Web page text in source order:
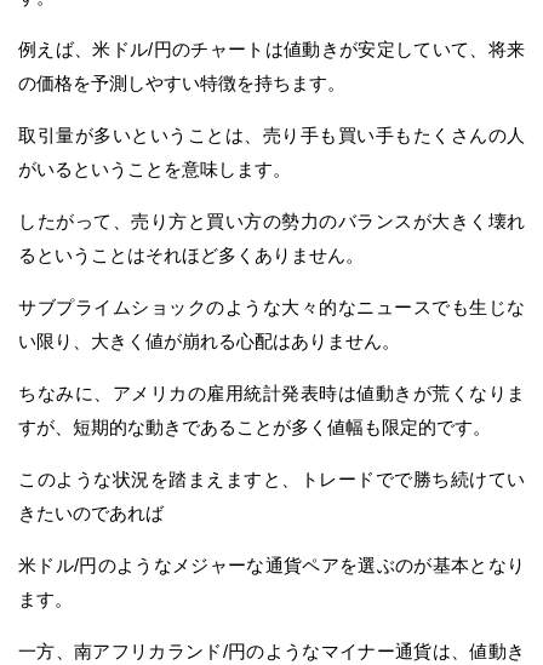
例えば、米ドル/円のチャートは値動きが安定していて、将来
の価格を予測しやすい特徴を持ちます。
取引量が多いということは、売り手も買い手もたくさんの人
がいるということを意味します。
したがって、売り方と買い方の勢力のバランスが大きく壊れ
るということはそれほど多くありません。
サブプライムショックのような大々的なニュースでも生じな
い限り、大きく値が崩れる心配はありません。
ちなみに、アメリカの雇用統計発表時は値動きが荒くなりま
すが、短期的な動きであることが多く値幅も限定的です。
このような状況を踏まえますと、トレードでで勝ち続けてい
きたいのであれば
米ドル/円のようなメジャーな通貨ペアを選ぶのが基本となり
ます。
一方、南アフリカランド/円のようなマイナー通貨は、値動き